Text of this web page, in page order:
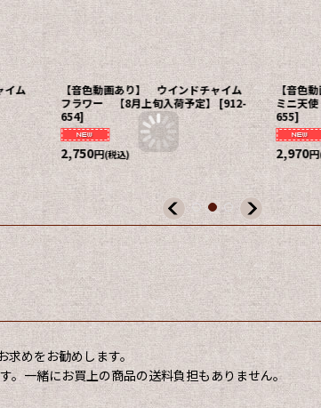
イム
【音色動画あり】 ウインドチャイム
フラワー 【8月上旬入荷予定】[912-
654]
2,750円(税込)
【音色
ミニ天
655]
2,970円
めをお勧めします。
。一緒にお買上の商品の送料負担もありません。